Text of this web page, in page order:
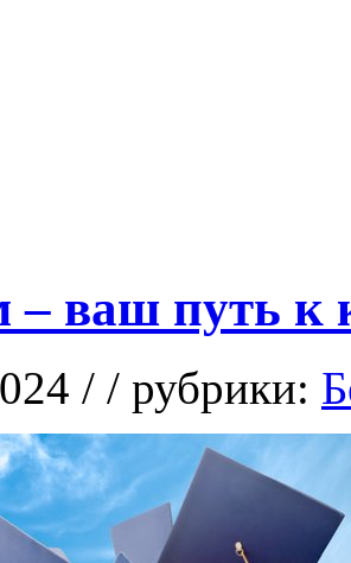
ваш путь к
/ / рубрики: